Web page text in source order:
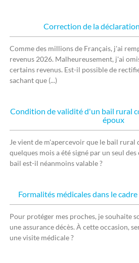
Correction de la
Comme des millions de Français, j'ai
revenus 2026. Malheureusement, j'ai
certains revenus. Est-il possible de
sachant que (...)
Condition de validité d'un bail rural
époux
Je vient de m'apercevoir que le bail rural
quelques mois a été signé par un seul
bail est-il néanmoins valable ?
Formalités médicales dans le
Pour protéger mes proches, je souhaite
une assurance décès. À cette occasion,
une visite médicale ?